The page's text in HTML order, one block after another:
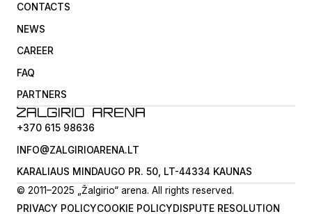
CONTACTS
NEWS
CAREER
FAQ
PARTNERS
+370 615 98636
INFO@ZALGIRIOARENA.LT
KARALIAUS MINDAUGO PR. 50, LT-44334 KAUNAS
© 2011–2025 „Žalgirio“ arena. All rights reserved.
PRIVACY POLICYCOOKIE POLICYDISPUTE RESOLUTION